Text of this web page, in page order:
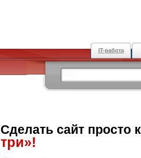
IT-работа
Сделать сайт просто
три»!